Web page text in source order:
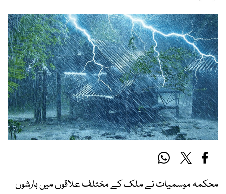
محکمہ موسمیات نے ملک کے مختلف علاقوں میں بارشوں